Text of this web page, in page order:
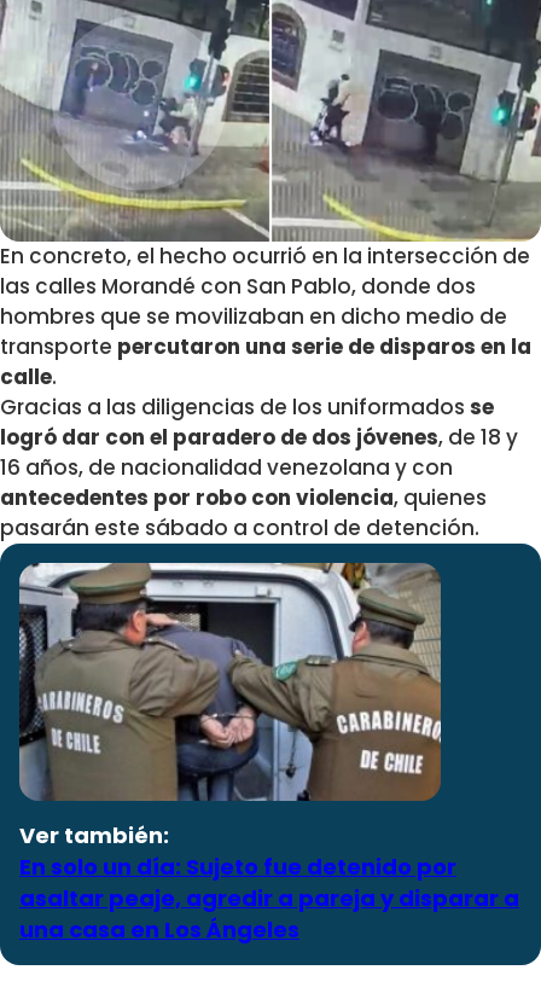
En concreto, el hecho ocurrió en la intersección de
las calles Morandé con San Pablo, donde dos
hombres que se movilizaban en dicho medio de
transporte percutaron una serie de disparos en la
calle.
Gracias a las diligencias de los uniformados se
logró dar con el paradero de dos jóvenes, de 18 y
16 años, de nacionalidad venezolana y con
antecedentes por robo con violencia, quienes
pasarán este sábado a control de detención.
Ver también:
En solo un día: Sujeto fue detenido por
asaltar peaje, agredir a pareja y disparar a
una casa en Los Ángeles